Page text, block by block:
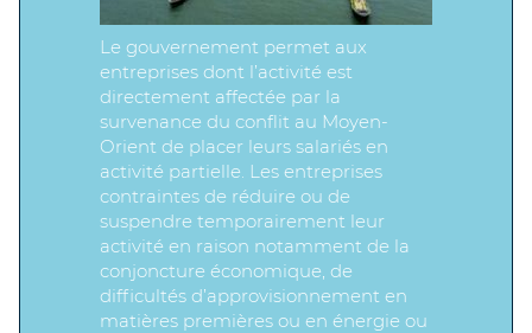
Le gouvernement permet aux
entreprises dont l’activité est
directement affectée par la
survenance du conflit au Moyen-
Orient de placer leurs salariés en
activité partielle. Les entreprises
contraintes de réduire ou de
suspendre temporairement leur
activité en raison notamment de la
conjoncture économique, de
difficultés d’approvisionnement en
matières premières ou en énergie ou